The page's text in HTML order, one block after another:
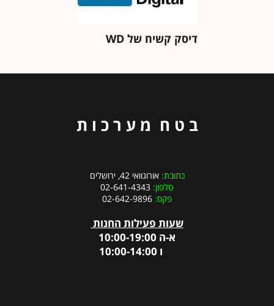
דיסק קשיח של WD
ב ט ח מ ע ר כ ו ת
כתובת:אורוגוואי 42, ירושלים
טלפון: 02-641-4343
פקס:
שעות פעילות החנות
א-ה 10:00-19:00
ו 10:00-14:00